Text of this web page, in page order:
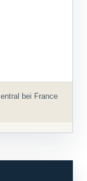
bei France